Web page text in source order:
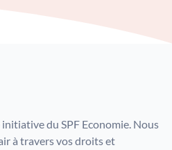
du SPF Economie. Nous
à travers vos droits et